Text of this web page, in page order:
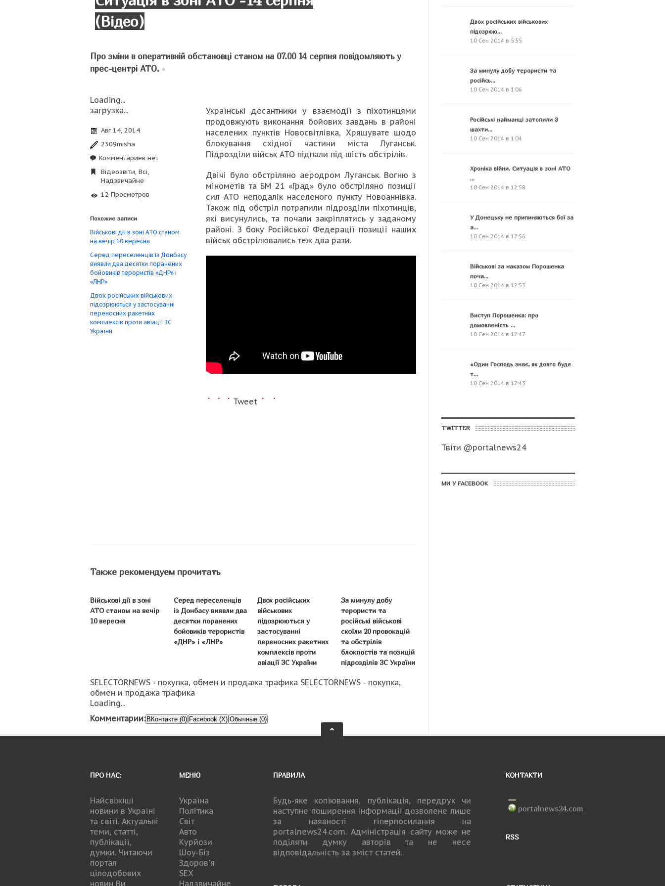
(Відео)
Про зміни в оперативній обстановці станом на 07.00 14 серпня повідомляють у
прес-центрі АТО. ♦
Loading...
загрузка...
Авг 14, 2014
2309misha
Комментариев нет
Відеозвіти, Всі,
Надзвичайне
12 Просмотров
Похожие записи
Військові дії в зоні АТО станом
на вечір 10 вересня
Серед переселенців із Донбасу
виявли два десятки поранених
бойовиків терористів «ДНР» і
«ЛНР»
Двох російських військових
підозрюються у застосуванні
переносних ракетних
комплексів проти авіації ЗС
України
Українські десантники у взаємодії з піхотинцями
продовжують виконання бойових завдань в районі
населених пунктів Новосвітлівка, Хрящувате щодо
блокування східної частини міста Луганськ.
Підрозділи військ АТО підпали під шість обстрілів.
Двічі було обстріляно аеродром Луганськ. Вогню з
мінометів та БМ 21 «Град» було обстріляно позиції
сил АТО неподалік населеного пункту Новоаннівка.
Також під обстріл потрапили підрозділи піхотинців,
які висунулись, та почали закріплятись у заданому
районі. З боку Російської Федерації позиції наших
військ обстрілювались теж два рази.
Tweet
Также рекомендуем прочитать
Військові дії в зоні
АТО станом на вечір
10 вересня
Серед переселенців
із Донбасу виявли два
десятки поранених
бойовиків терористів
«ДНР» і «ЛНР»
Двох російських
військових
підозрюються у
застосуванні
переносних ракетних
комплексів проти
авіації ЗС України
За минулу добу
терористи та
російські військові
скоїли 20 провокацій
та обстрілів
блокпостів та позицій
підрозділів ЗС України
SELECTORNEWS - покупка, обмен и продажа трафика SELECTORNEWS - покупка,
обмен и продажа трафика
Loading...
Комментарии: ВКонтакте (0) Facebook (X) Обычные (0)
Двох російських військових
підозрюю...
10 Сен 2014 в 5:55
За минулу добу терористи та
російсь...
10 Сен 2014 в 1:06
Російські найманці затопили 3
шахти...
10 Сен 2014 в 1:04
Хроніка війни. Ситуація в зоні АТО
...
10 Сен 2014 в 12:58
У Донецьку не припиняються бої за
а...
10 Сен 2014 в 12:56
Військові за наказом Порошенка
поча...
10 Сен 2014 в 12:53
Виступ Порошенка: про
домовленість ...
10 Сен 2014 в 12:47
«Один Господь знає, як довго буде
т...
10 Сен 2014 в 12:43
TWITTER
Твіти @portalnews24
МИ У FACEBOOK
ПРО НАС:
Найсвіжіші
новини в Україні
та світі. Актуальні
теми, статті,
публікації,
думки. Читаючи
портал
цілодобових
новин Ви
МЕНЮ
Україна
Політика
Світ
Авто
Курйози
Шоу-Біз
Здоров'я
SEX
Надзвичайне
ПРАВИЛА
Будь-яке копiювання, публiкацiя, передрук чи
наступне поширення iнформацiї дозволене лише
за наявності гіперпосилання на
portalnews24.com. Адміністрація сайту може не
поділяти думку авторів та не несе
відповідальність за зміст статей.
КОНТАКТИ
portalnews24.com
RSS